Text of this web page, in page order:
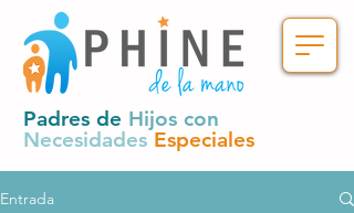
Padres de Hijos con
Necesidades Especiales
Entrada